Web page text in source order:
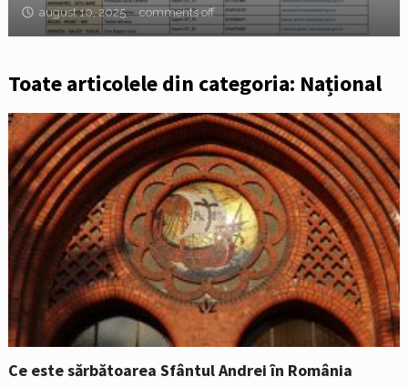
august 10, 2025 comments off
Toate articolele din categoria: Național
Ce este sărbătoarea Sfântul Andrei în România